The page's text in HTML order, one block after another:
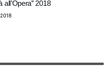
all’Opera” 2018